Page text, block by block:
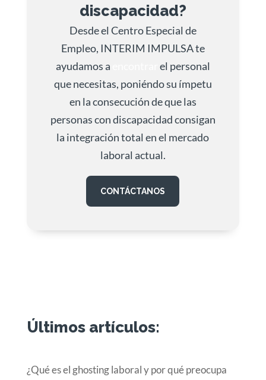
discapacidad?
Desde el Centro Especial de
Empleo, INTERIM IMPULSA te
ayudamos a
el personal
que necesitas, poniéndo su ímpetu
en la consecución de que las
personas con discapacidad consigan
la integración total en el mercado
laboral actual.
CONTÁCTANOS
Últimos artículos:
¿Qué es el ghosting laboral y por qué preocupa